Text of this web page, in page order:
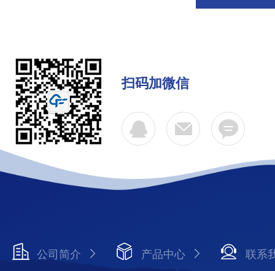
扫码加微信
公司简介 产品中心 联系